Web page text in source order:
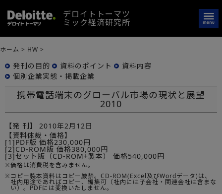
デロイトトーマツ
ミック経済研究所
ホーム > HW >
発刊の目的 資料のポイント
資料内容
個別企業実態・掲載企業
携帯電話端末のグローバル市場の現状と展望
2010
【発 刊】
2010年2月12日
【資料体裁・価格】
[1]PDF版 価格230,000円
[2]CD-ROM版 価格380,000円
[3]セット版（CD-ROM+製本） 価格540,000円
※価格は消費税を含みません。
※コピー製本資料はコピー厳禁。CD-ROM(Excel及びWordデータ)は、
社内用途であればコピー、編集可（社内には子会社・関連会社は含まな
い）。PDFには変換いたしません。